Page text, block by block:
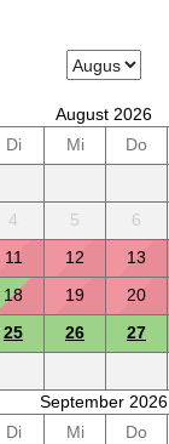
August 2026
Di Mi Do
4 5 6
11 12 13
18 19 20
25 26 27
September 2026
Di Mi Do